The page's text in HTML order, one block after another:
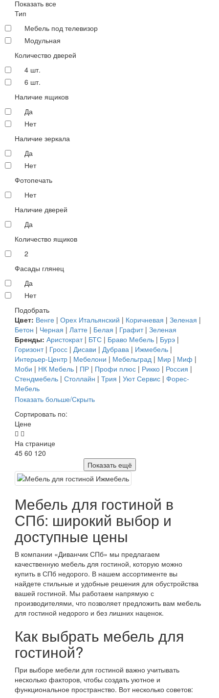
Показать все
Тип
Мебель под телевизор
Модульная
Количество дверей
4 шт.
6 шт.
Наличие ящиков
Да
Нет
Наличие зеркала
Да
Нет
Фотопечать
Нет
Наличие дверей
Да
Количество ящиков
2
Фасады глянец
Да
Нет
Подобрать
Цвет: Венге | Орех Итальянский | Коричневая | Зеленая |
Бетон | Черная | Латте | Белая | Графит| Зеленая
Бренды: Аристократ| БТС | Браво Мебель | Бурэ |
Горизонт| Гросс | Дисави | Дубрава | Ижмебель |
Интерьер-Центр | Мебелони | Мебельград | Мир | Миф |
Моби | НК Мебель | ПР | Профи плюс | Рикко | Россия |
Стендмебель | Столлайн | Трия | Уют Сервис | Форес-
Мебель
Показать больше/Скрыть
Сортировать по:
Цене
На странице
45 60 120
Показать ещё
Мебель для гостиной в
СПб: широкий выбор и
доступные цены
В компании «Диванчик СПб» мы предлагаем
качественную мебель для гостиной, которую можно
купить в СПб недорого. В нашем ассортименте вы
найдете стильные и удобные решения для обустройства
вашей гостиной. Мы работаем напрямую с
производителями, что позволяет предложить вам мебель
для гостиной недорого и без лишних наценок.
Как выбрать мебель для
гостиной?
При выборе мебели для гостиной важно учитывать
несколько факторов, чтобы создать уютное и
функциональное пространство. Вот несколько советов: